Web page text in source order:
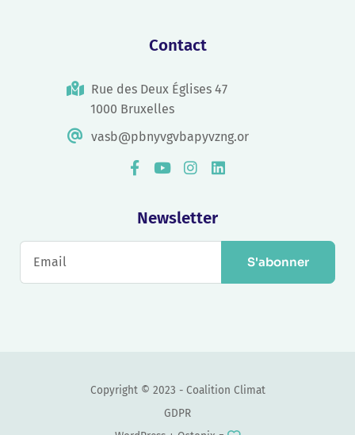
Contact
Rue des Deux Églises 47
1000 Bruxelles
vasb@pbnyvgvbapyvzng.or
Newsletter
S'abonner
Copyright © 2023 - Coalition Climat
GDPR